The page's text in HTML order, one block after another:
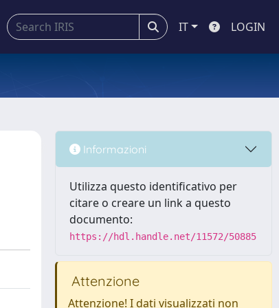
IT LOGIN
Informazioni
Utilizza questo identificativo per
citare o creare un link a questo
documento:
https://hdl.handle.net/11572/50885
Attenzione
Attenzione! I dati visualizzati non